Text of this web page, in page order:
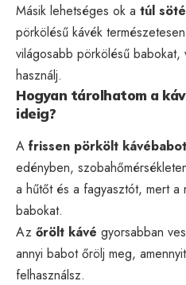
Másik lehetséges ok a túl
pörkölésű kávék
világosabb pörkölésű
használj.
Hogyan tárolhatom a
ideig?
A frissen pörkölt kávébabot
edényben,
a hűtőt és a fagyasztót, mert a
babokat.
Az őrölt kávé gyorsabban
annyi babot őrölj meg,
felhasználsz.